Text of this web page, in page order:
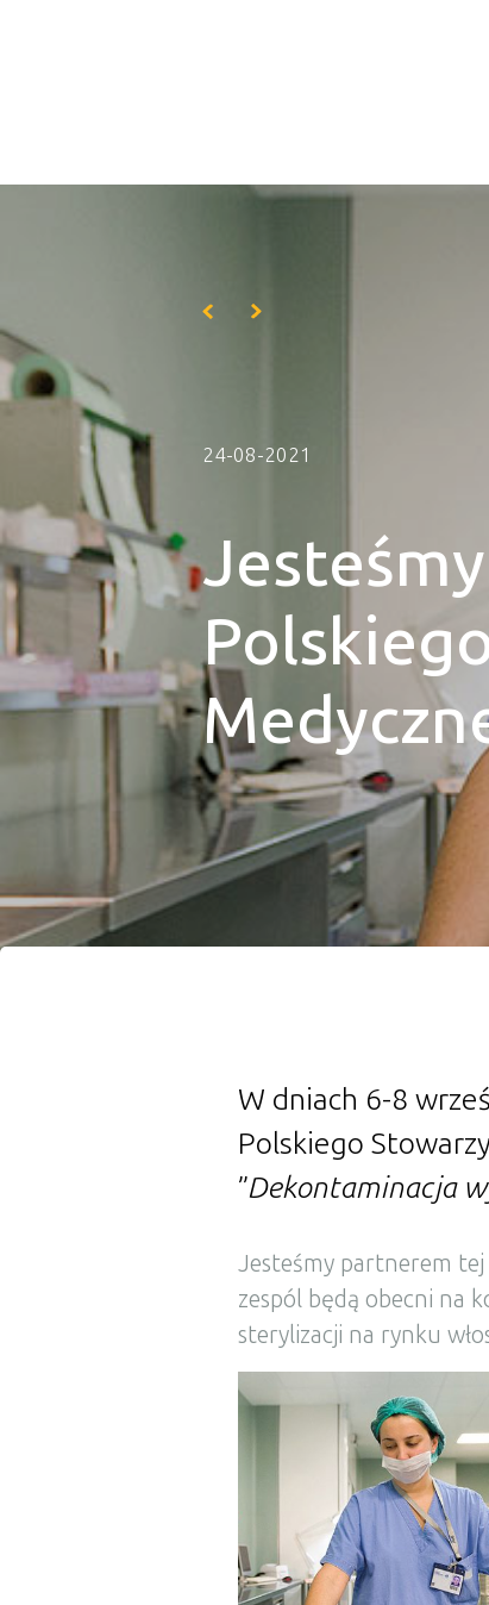
24-08-2021
W dniach 6-8
Polskiego
”Dekontaminacja
Jesteśmy partnerem tej
zespól będą obecni na
sterylizacji na rynku